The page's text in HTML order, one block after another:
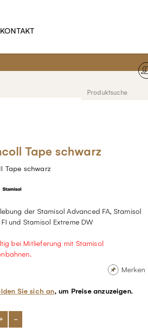
KONTAKT
Tape schwarz
Tape schwarz
der Stamisol Advanced FA, Stamisol
und Stamisol Extreme DW
bei Mitlieferung mit Stamisol
Merken
Sie sich an, um Preise anzuzeigen.
-